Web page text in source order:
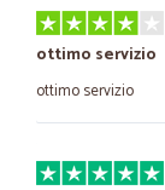
ottimo servizio
ottimo servizio